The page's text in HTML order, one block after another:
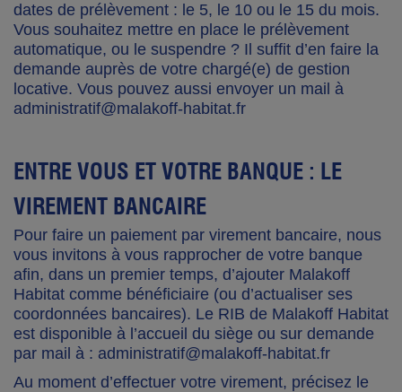
dates de prélèvement : le 5, le 10 ou le 15 du mois.
Vous souhaitez mettre en place le prélèvement
automatique, ou le suspendre ? Il suffit d’en faire la
demande auprès de votre chargé(e) de gestion
locative. Vous pouvez aussi envoyer un mail à
administratif@malakoff-habitat.fr
ENTRE VOUS ET VOTRE BANQUE : LE
VIREMENT BANCAIRE
Pour faire un paiement par virement bancaire, nous
vous invitons à vous rapprocher de votre banque
afin, dans un premier temps, d’ajouter Malakoff
Habitat comme bénéficiaire (ou d’actualiser ses
coordonnées bancaires). Le RIB de Malakoff Habitat
est disponible à l’accueil du siège ou sur demande
par mail à : administratif@malakoff-habitat.fr
Au moment d’effectuer votre virement, précisez le